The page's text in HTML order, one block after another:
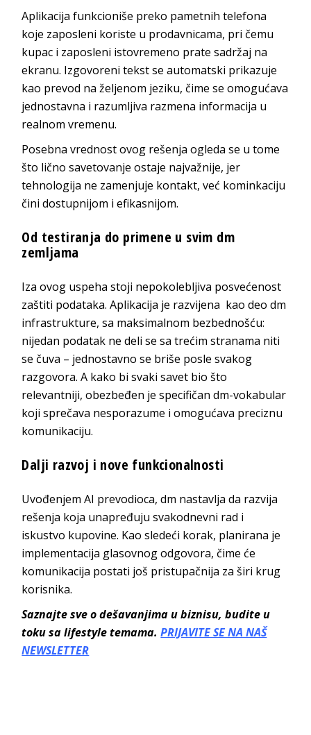
Aplikacija funkcioniše preko pametnih telefona
koje zaposleni koriste u prodavnicama, pri čemu
kupac i zaposleni istovremeno prate sadržaj na
ekranu. Izgovoreni tekst se automatski prikazuje
kao prevod na željenom jeziku, čime se omogućava
jednostavna i razumljiva razmena informacija u
realnom vremenu.
Posebna vrednost ovog rešenja ogleda se u tome
što lično savetovanje ostaje najvažnije, jer
tehnologija ne zamenjuje kontakt, već kominkaciju
čini dostupnijom i efikasnijom.
Od testiranja do primene u svim dm
zemljama
Iza ovog uspeha stoji nepokolebljiva posvećenost
zaštiti podataka. Aplikacija je razvijena kao deo dm
infrastrukture, sa maksimalnom bezbednošću:
nijedan podatak ne deli se sa trećim stranama niti
se čuva – jednostavno se briše posle svakog
razgovora. A kako bi svaki savet bio što
relevantniji, obezbeđen je specifičan dm-vokabular
koji sprečava nesporazume i omogućava preciznu
komunikaciju.
Dalji razvoj i nove funkcionalnosti
Uvođenjem AI prevodioca, dm nastavlja da razvija
rešenja koja unapređuju svakodnevni rad i
iskustvo kupovine. Kao sledeći korak, planirana je
implementacija glasovnog odgovora, čime će
komunikacija postati još pristupačnija za širi krug
korisnika.
Saznajte sve o dešavanjima u biznisu, budite u
toku sa lifestyle temama.PRIJAVITE SE NA NAŠ
NEWSLETTER